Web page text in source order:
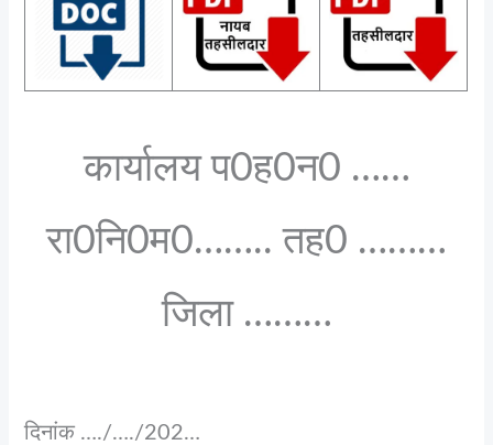
कार्यालय प0ह0न0 ……
रा0नि0म0…….. तह0 ………
जिला ………
दिनांक …./…./202…